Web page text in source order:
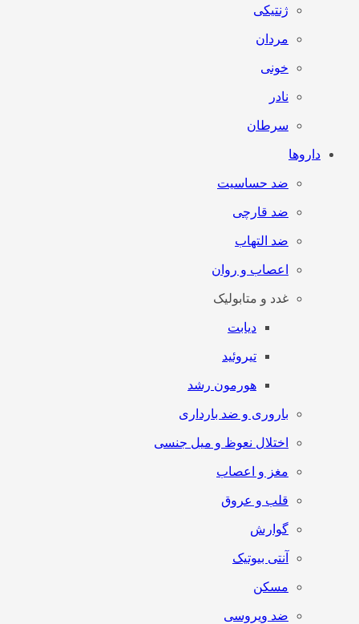
ژنتیکی
مردان
خونی
نادر
سرطان
داروها
ضد حساسیت
ضد قارچی
ضد التهاب
اعصاب و روان
غدد و متابولیک
دیابت
تیروئید
هورمون رشد
باروری و ضد بارداری
اختلال نعوظ و میل جنسی
مغز و اعصاب
قلب و عروق
گوارش
آنتی‌ بیوتیک
مسکن
ضد ویروسی